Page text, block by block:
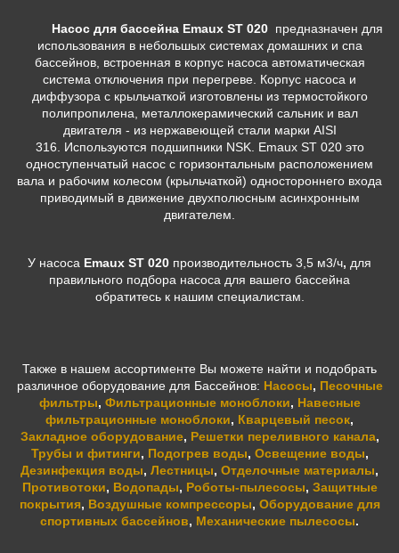
Насос для бассейна Emaux ST 020 предназначен для
использования в небольшых системах домашних и спа
бассейнов, встроенная в корпус насоса автоматическая
система отключения при перегреве. Корпус насоса и
диффузора с крыльчаткой изготовлены из термостойкого
полипропилена, металлокерамический сальник и вал
двигателя - из нержавеющей стали марки AISI
316. Используются подшипники NSK. Emaux ST 020 это
одноступенчатый насос с горизонтальным расположением
вала и рабочим колесом (крыльчаткой) одностороннего входа
приводимый в движение двухполюсным асинхронным
двигателем.
У насоса Emaux ST 020 производительность 3,5 м3/ч, для
правильного подбора насоса для вашего бассейна
обратитесь к нашим специалистам.
Также в нашем ассортименте Вы можете найти и подобрать
различное оборудование для Бассейнов: Насосы, Песочные
фильтры, Фильтрационные моноблоки, Навесные
фильтрационные моноблоки, Кварцевый песок,
Закладное оборудование, Решетки переливного канала,
Трубы и фитинги, Подогрев воды, Освещение воды,
Дезинфекция воды, Лестницы, Отделочные материалы,
Противотоки, Водопады, Роботы-пылесосы, Защитные
покрытия, Воздушные компрессоры, Оборудование для
спортивных бассейнов, Механические пылесосы.